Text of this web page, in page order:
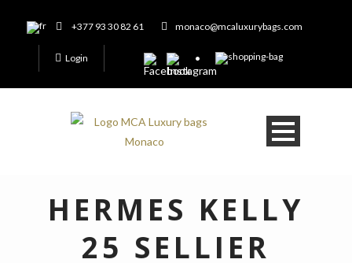
+377 93 30 82 61 monaco@mcaluxurybags.com
Login
HERMES KELLY
25 SELLIER